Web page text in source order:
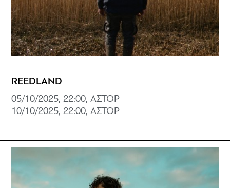
REEDLAND
05/10/2025, 22:00, ΑΣΤΟΡ
10/10/2025, 22:00, ΑΣΤΟΡ